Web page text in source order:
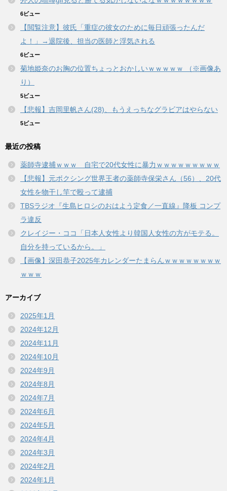
6ビュー
【閲覧注意】彼氏「重症の彼女のために毎日頑張ったんだ
よ！」→退院後、担当の医師と浮気される
6ビュー
菊地姫奈のお胸の位置ちょっとおかしいｗｗｗｗｗ （※画像あ
り）
5ビュー
【悲報】吉岡里帆さん(28)、もうえっちなグラビアはやらない
5ビュー
最近の投稿
薬師寺逮捕ｗｗｗ 自宅で20代女性に暴力ｗｗｗｗｗｗｗｗｗ
【悲報】元ボクシング世界王者の薬師寺保栄さん（56）、20代
女性を物干し竿で殴って逮捕
TBSラジオ『生島ヒロシのおはよう定食／一直線』降板 コンプ
ラ違反
クレイジー・ココ「日本人女性より韓国人女性の方がモテる。
自分を持っているから。」
【画像】深田恭子2025年カレンダーたまらんｗｗｗｗｗｗｗｗ
ｗｗｗ
アーカイブ
2025年1月
2024年12月
2024年11月
2024年10月
2024年9月
2024年8月
2024年7月
2024年6月
2024年5月
2024年4月
2024年3月
2024年2月
2024年1月